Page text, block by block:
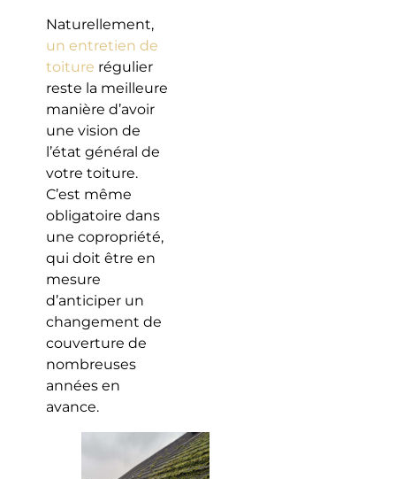
Naturellement,
un entretien de
toiture régulier
reste la meilleure
manière d’avoir
une vision de
l’état général de
votre toiture.
C’est même
obligatoire dans
une copropriété,
qui doit être en
mesure
d’anticiper un
changement de
couverture de
nombreuses
années en
avance.